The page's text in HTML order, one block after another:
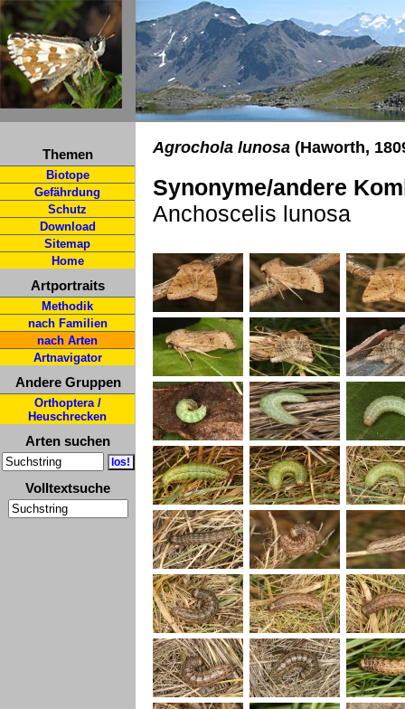
Themen
Biotope
Gefährdung
Schutz
Download
Sitemap
Home
Artportraits
Methodik
nach Familien
nach Arten
Artnavigator
Andere Gruppen
Orthoptera /
Heuschrecken
Arten suchen
Volltextsuche
Agrochola lunosa (Haworth,
Synonyme/andere
Anchoscelis lunosa